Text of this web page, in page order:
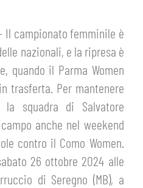
campionato femminile è
nazionali, e la ripresa è
quando il Parma Women
trasferta. Per mantenere
squadra di Salvatore
anche nel weekend
contro il Como Women.
26 ottobre 2024 alle
di Seregno (MB), a